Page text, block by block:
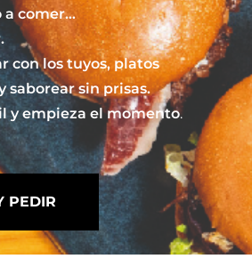
a comer…
con los tuyos, platos
saborear sin prisas.
y empieza el momento.
PEDIR